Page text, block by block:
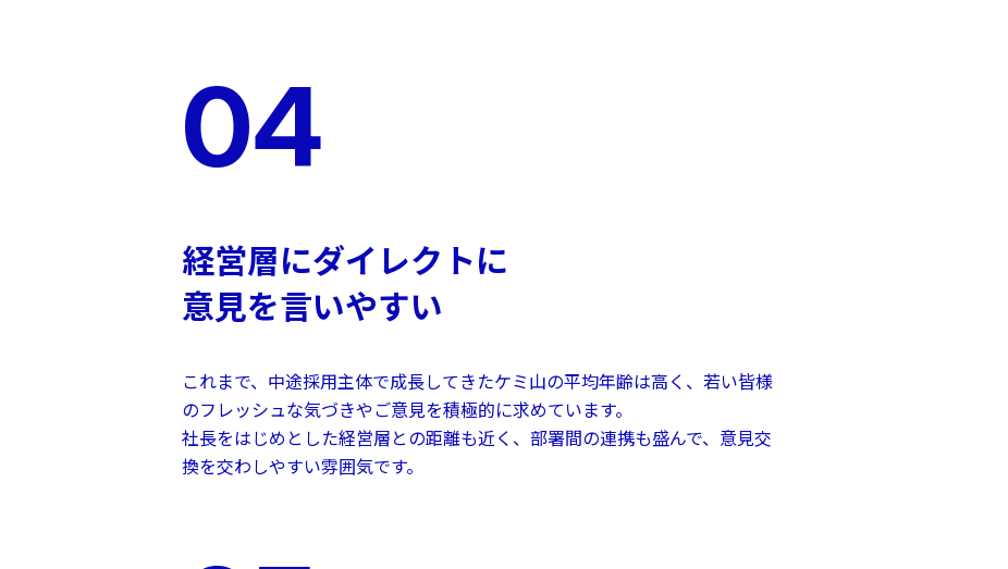
04
経営層にダイレクトに
意見を言いやすい
これまで、中途採用主体で成長してきたケミ山の平均年齢は高く、若い皆様
のフレッシュな気づきやご意見を積極的に求めています。
社長をはじめとした経営層との距離も近く、部署間の連携も盛んで、意見交
換を交わしやすい雰囲気です。